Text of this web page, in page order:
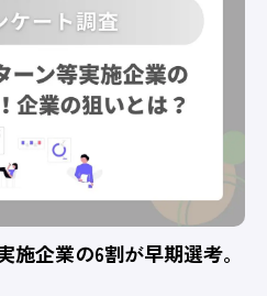
企業の6割が早期選考。